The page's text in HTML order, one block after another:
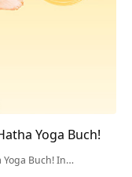
Yoga Buch!
Yoga Buch! In…